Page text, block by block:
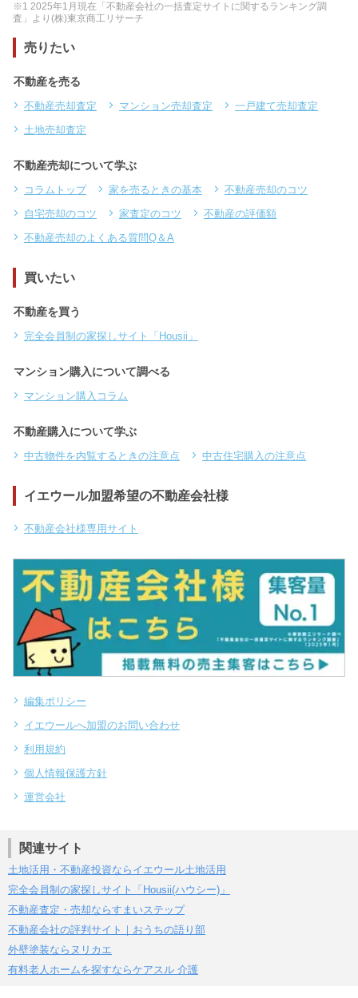
※1 2025年1月現在「不動産会社の一括査定サイトに関するランキング調
査」より(株)東京商工リサーチ
売りたい
不動産を売る
不動産売却査定 マンション売却査定
一戸建て売却査定
土地売却査定
不動産売却について学ぶ
コラムトップ 家を売るときの基本
不動産売却のコツ
自宅売却のコツ
家査定のコツ
不動産の評価額
不動産売却のよくある質問Q＆A
買いたい
不動産を買う
完全会員制の家探しサイト「Housii」
マンション購入について調べる
マンション購入コラム
不動産購入について学ぶ
中古物件を内覧するときの注意点 中古住宅購入の注意点
イエウール加盟希望の不動産会社様
不動産会社様専用サイト
編集ポリシー
イエウールへ加盟のお問い合わせ
利用規約
個人情報保護方針
運営会社
関連サイト
土地活用・不動産投資ならイエウール土地活用
完全会員制の家探しサイト「Housii(ハウシー)」
不動産査定・売却ならすまいステップ
不動産会社の評判サイト｜おうちの語り部
外壁塗装ならヌリカエ
有料老人ホームを探すならケアスル 介護